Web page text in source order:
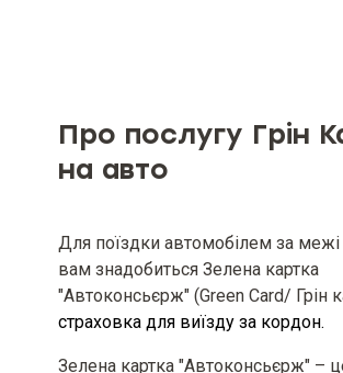
розміри страхової суми
розмір страхової суми
умовами страхового
Мінімальний та
розміри страхової премії
Про послугу Грін
на авто
Для поїздки автомобілем за межі
вам знадобиться Зелена картка
"Автоконсьєрж" (Green Card/ Грін
страховка для виїзду за кордон.
Зелена картка "Автоконсьєрж" –